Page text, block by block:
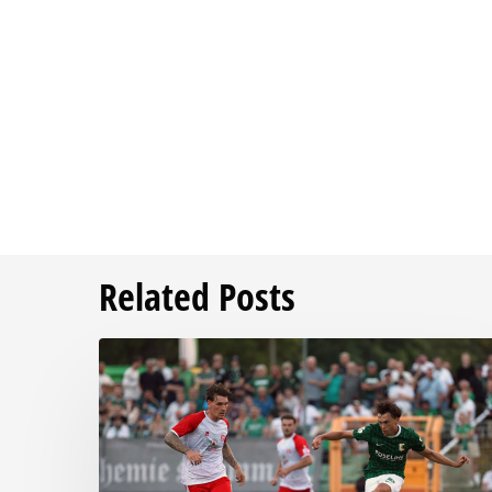
Related Posts
Bittere
Pleite:
Chemie
kassiert
späten